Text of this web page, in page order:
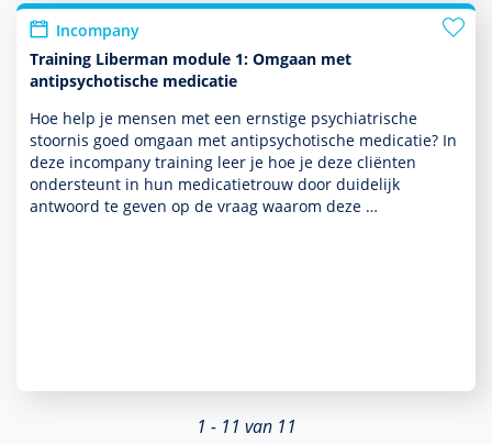
Incompany
Training Liberman module 1: Omgaan met
antipsychotische medicatie
Hoe help je mensen met een ernstige psychia­trische
stoor­nis goed omgaan met antipsychotische medicatie? In
deze incompany training leer je hoe je deze cliënten
onder­steunt in hun medi­catie­trouw door duide­lijk
antwoord te geven op de vraag waarom deze …
1 - 11 van 11